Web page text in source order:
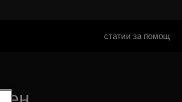
статии за помощ